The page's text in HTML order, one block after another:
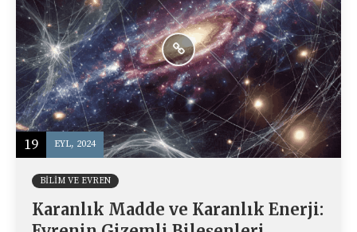
19 EYL, 2024
BILIM VE EVREN
Karanlık Madde ve Karanlık Enerji: